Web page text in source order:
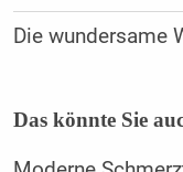
Die wundersame
Das könnte Sie